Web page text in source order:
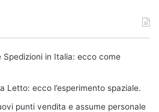
Spedizioni in Italia: ecco come
Letto: ecco l’esperimento spaziale.
punti vendita e assume personale